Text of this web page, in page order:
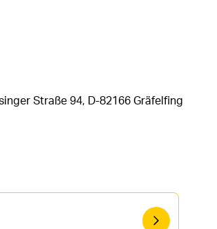
Straße 94, D-82166 Gräfelfing